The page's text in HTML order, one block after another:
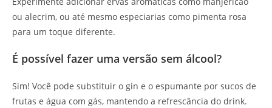
ou alecrim, ou até mesmo especiarias como pimenta rosa
para um toque diferente.
É possível fazer uma versão sem álcool?
Sim! Você pode substituir o gin e o espumante por sucos de
frutas e água com gás, mantendo a refrescância do drink.